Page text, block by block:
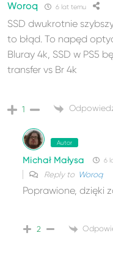
Woroq 6 lat temu
SSD dwukrotnie
to błąd. To napęd
Bluray 4k, SSD w PS5
transfer vs Br 4k
1
Autor
Michał Małysa 6
Reply to Woroq
Poprawione, dzięki
2